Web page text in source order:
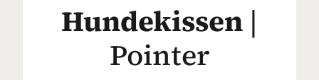
Hundekissen |
Pointer